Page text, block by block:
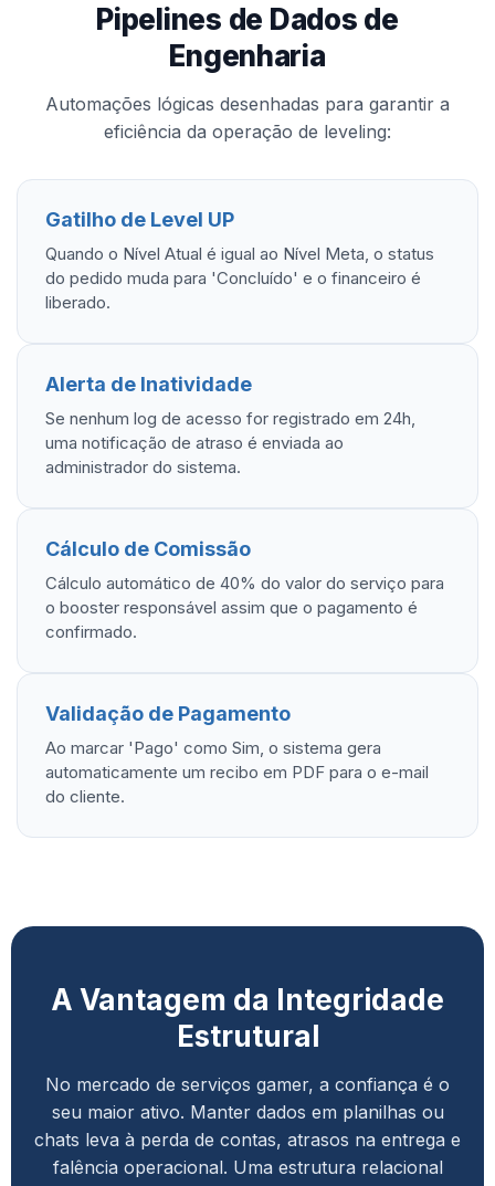
Pipelines de Dados de
Engenharia
Automações lógicas desenhadas para garantir a
eficiência da operação de leveling:
Gatilho de Level UP
Quando o Nível Atual é igual ao Nível Meta, o status
do pedido muda para 'Concluído' e o financeiro é
liberado.
Alerta de Inatividade
Se nenhum log de acesso for registrado em 24h,
uma notificação de atraso é enviada ao
administrador do sistema.
Cálculo de Comissão
Cálculo automático de 40% do valor do serviço para
o booster responsável assim que o pagamento é
confirmado.
Validação de Pagamento
Ao marcar 'Pago' como Sim, o sistema gera
automaticamente um recibo em PDF para o e-mail
do cliente.
A Vantagem da Integridade
Estrutural
No mercado de serviços gamer, a confiança é o
seu maior ativo. Manter dados em planilhas ou
chats leva à perda de contas, atrasos na entrega e
falência operacional. Uma estrutura relacional